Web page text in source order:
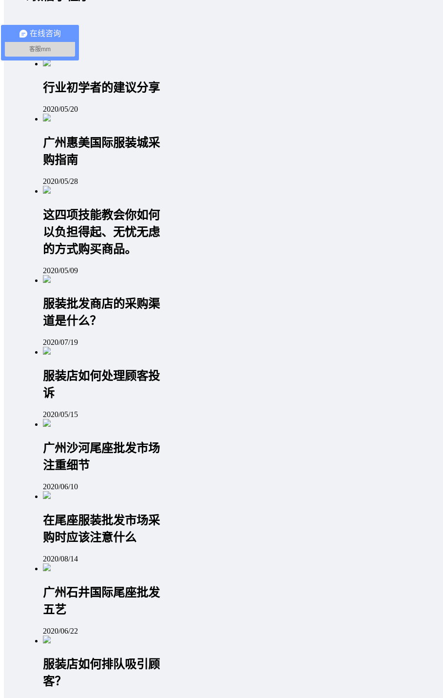
文章聚合
行业初学者的建议分享
2020/05/20
广州惠美国际服装城采
购指南
2020/05/28
这四项技能教会你如何
以负担得起、无忧无虑
的方式购买商品。
2020/05/09
服装批发商店的采购渠
道是什么？
2020/07/19
服装店如何处理顾客投
诉
2020/05/15
广州沙河尾座批发市场
注重细节
2020/06/10
在尾座服装批发市场采
购时应该注意什么
2020/08/14
广州石井国际尾座批发
五艺
2020/06/22
服装店如何排队吸引顾
客？
在线咨询
客服mm